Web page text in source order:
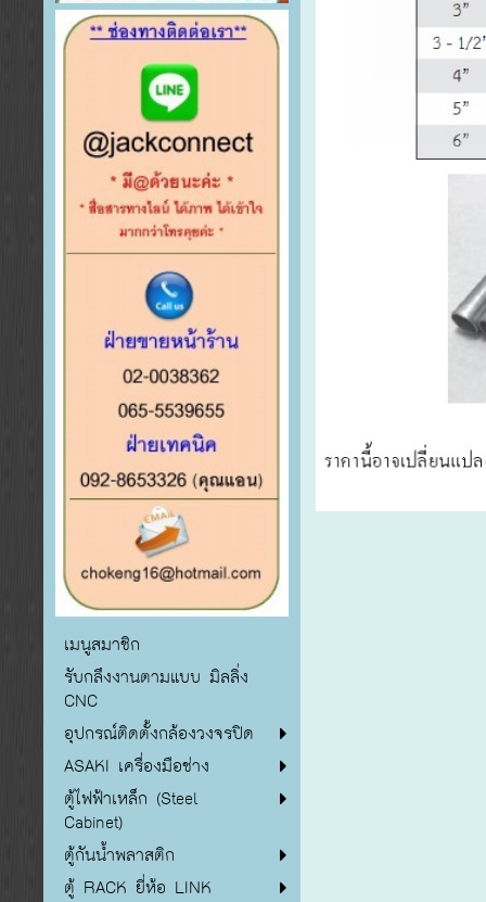
เมนูสมาชิก
รับกลึงงานตามแบบ มิลลิ่ง
CNC
อุปกรณ์ติดตั้งกล้องวงจรปิด
ASAKI เครื่องมือช่าง
ตู้ไฟฟ้าเหล็ก (Steel
Cabinet)
ตู้กันน้ำพลาสติก
ตู้ RACK ยี่ห้อ LINK